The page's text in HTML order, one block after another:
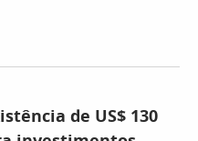
de US$ 130